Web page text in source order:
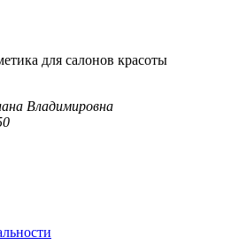
для салонов красоты
Владимировна